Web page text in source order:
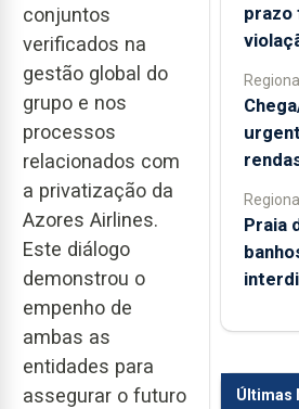
conjuntos
verificados na
gestão global do
grupo e nos
processos
relacionados com
a privatização da
Azores Airlines.
Este diálogo
demonstrou o
empenho de
ambas as
entidades para
assegurar o futuro
prazo
Praia
Últimas